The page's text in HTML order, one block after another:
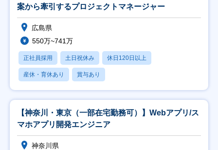
案から牽引するプロジェクトマネージャー
広島県
550万~741万
正社員採用 土日祝休み 休日120日以上
産休・育休あり 賞与あり
【神奈川・東京（一部在宅勤務可）】Webアプリ/ス
マホアプリ開発エンジニア
神奈川県